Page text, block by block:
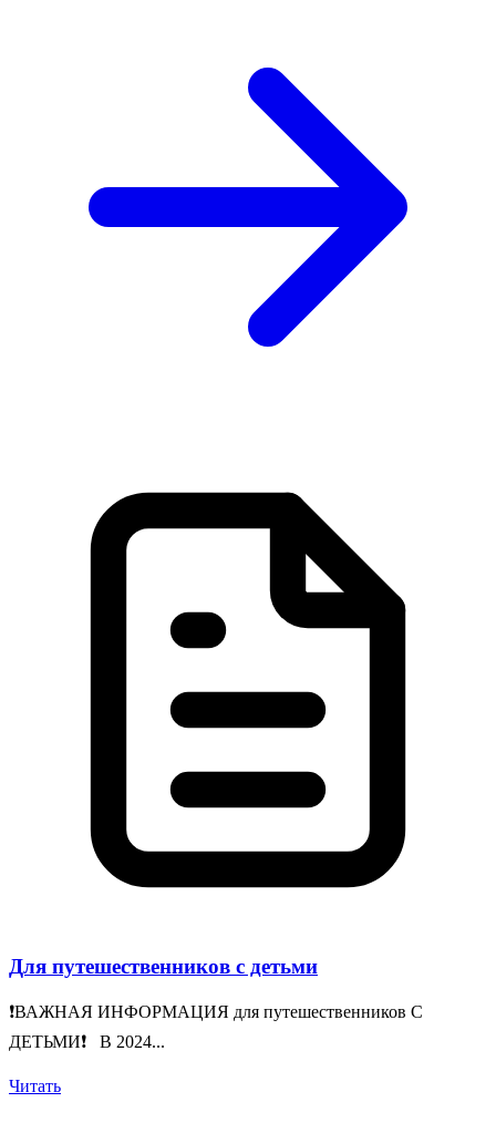
Для путешественников с детьми
❗️ВАЖНАЯ ИНФОРМАЦИЯ для путешественников С
ДЕТЬМИ❗️ В 2024...
Читать